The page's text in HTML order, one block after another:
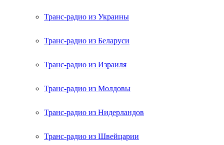
Транс-радио из Украины
Транс-радио из Беларуси
Транс-радио из Израиля
Транс-радио из Молдовы
Транс-радио из Нидерландов
Транс-радио из Швейцарии